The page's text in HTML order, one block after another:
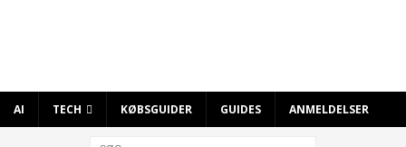
AI TECH KØBSGUIDER GUIDES ANMELDELSER